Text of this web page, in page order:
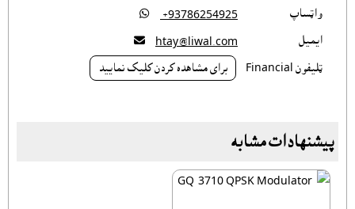
واټساپ ‎ +93786254925

ايميل htay@liwal.com

ټليفون Financial براى مشاهده کردن کليک نماييد
پیشنهادات مشابه